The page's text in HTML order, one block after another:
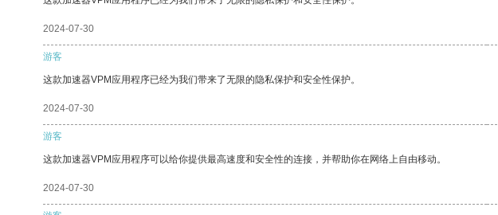
2024-07-30
游客
这款加速器VPM应用程序已经为我们带来了无限的隐私保护和安全性保护。
2024-07-30
游客
这款加速器VPM应用程序可以给你提供最高速度和安全性的连接，并帮助你在网络上自由移动。
2024-07-30